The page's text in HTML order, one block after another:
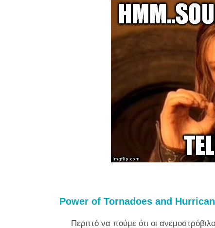
Power of Tornadoes and
Περιττό να πούμε ότι οι